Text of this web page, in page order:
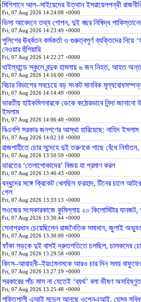
মিশিগানে আল–সাইয়েদের উত্থান ইসরায়েলপন্থী
Fri, 07 Aug 2026 14:24:08 +0000
ভিসা আবেদনে তথ্য গোপন, দুই বছর নিষিদ্ধ
Fri, 07 Aug 2026 14:23:49 +0000
পুলিশের ঊর্ধ্বতন কর্মকর্তা ও গুরুত্বপূর্ণ ব্যক্তিদের নিয়ে
নেওয়ার হুঁশিয়ারি
Fri, 07 Aug 2026 14:22:27 +0000
থাইল্যান্ডে স্কুলে বন্দুক হামলায় ৬ জন নিহত, আহত
Fri, 07 Aug 2026 14:16:00 +0000
বিচার বিভাগের সবচেয়ে বড় সংকট মানবিক
Fri, 07 Aug 2026 14:14:49 +0000
ভারতীয় হাইকমিশনারকে ডেকে কঠোরভাবে নিন্দা জানানো
ইসলাম
Fri, 07 Aug 2026 14:06:40 +0000
বিএনপি সরকার জনগণের আস্থা হারিয়েছে: নাহিদ ইসলাম
Fri, 07 Aug 2026 14:02:18 +0000
রাজশাহীতে চোর সন্দেহে দুই তরুণকে গাছে বেঁধে
Fri, 07 Aug 2026 13:50:59 +0000
ভারতের ‘তেলাপোকাদের’ বিজয় যা প্রমাণ করল
Fri, 07 Aug 2026 13:46:43 +0000
বন্ধুদের সঙ্গে ক্রিকেট খেলছিল ফরহাদ, টিনের চালে
গেল
Fri, 07 Aug 2026 13:33:13 +0000
সওজের সংস্কারকাজে কুমিল্লায় ২০ কিলোমিটার যানজট,
Fri, 07 Aug 2026 13:30:44 +0000
সেনাপ্রধান চেয়েছিলেন রাজনৈতিক সমাধান, জুলাই
Fri, 07 Aug 2026 13:30:00 +0000
ফাঁকা সড়কে দুই বাসই দ্রুতগতিতে চলছিল, চালকদের
Fri, 07 Aug 2026 13:29:58 +0000
কিংস–আবাহনী–ইয়ংমেনসকে আরও চার দিন সময়
Fri, 07 Aug 2026 13:27:19 +0000
সরকারের পাঁচ মাস না যেতেই ‘ব্যর্থ’ বলা ভীষণ
Fri, 07 Aug 2026 13:25:48 +0000
শক্তিশালী এআই মডেল আনছে ওপেনএআই, যেসব সুবিধা